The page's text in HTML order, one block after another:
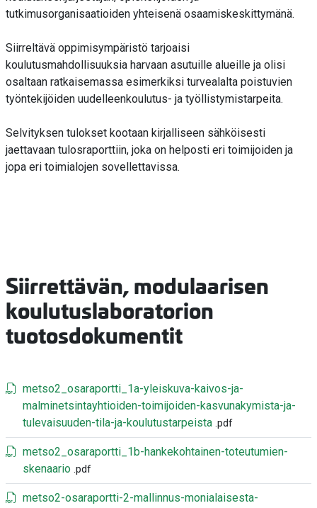
tutkimusorganisaatioiden yhteisenä osaamiskeskittymänä.
Siirreltävä oppimisympäristö tarjoaisi
koulutusmahdollisuuksia harvaan asutuille alueille ja olisi
osaltaan ratkaisemassa esimerkiksi turvealalta poistuvien
työntekijöiden uudelleenkoulutus- ja työllistymistarpeita.
Selvityksen tulokset kootaan kirjalliseen sähköisesti
jaettavaan tulosraporttiin, joka on helposti eri toimijoiden ja
jopa eri toimialojen sovellettavissa.
Siirrettävän, modulaarisen
koulutuslaboratorion
tuotosdokumentit
metso2_osaraportti_1a-yleiskuva-kaivos-ja-
malminetsintayhtioiden-toimijoiden-kasvunakymista-ja-
tulevaisuuden-tila-ja-koulutustarpeista .pdf
metso2_osaraportti_1b-hankekohtainen-toteutumien-
skenaario .pdf
metso2-osaraportti-2-mallinnus-monialaisesta-